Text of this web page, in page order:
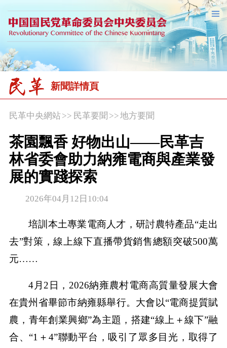
新聞詳情頁
民革中央網站>> 民革要聞 >>地方要聞
茶園飄香 好物出山——民革吉
林省委會助力納雍電商與產業發
展的實踐探索
2026年04月12日10:04
培訓本土專業電商人才，研討農特產品“走出
去”對策，線上線下直播帶貨銷售總額突破500萬
元……
4月2日，2026納雍農村電商高質量發展大會
在貴州省畢節市納雍縣舉行。大會以“電商提質賦
農，青年創業興鄉”為主題，搭建“線上＋線下”融
合、“1＋4”聯動平台，吸引了眾多目光，取得了